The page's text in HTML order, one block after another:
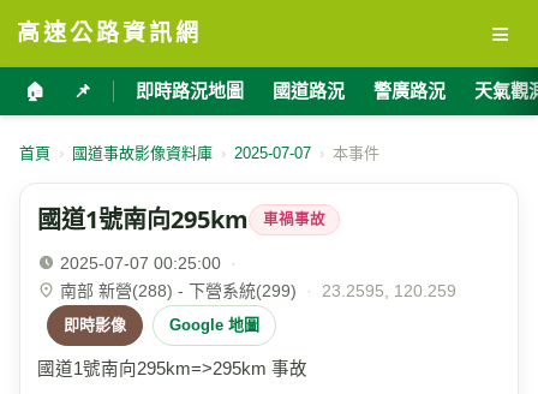
高速公路資訊網 ≡
🏠 📌 即時路況地圖 國道路況 警廣路況 天氣觀
首頁 › 國道事故影像資料庫 › 2025-07-07 › 本事件
國道1號南向295km 車禍事故
2025-07-07 00:25:00
·
南部 新營(288) - 下營系統(299)
· 23.2595, 120.259
即時影像 Google 地圖
國道1號南向295km=>295km 事故